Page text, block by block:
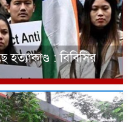
: বিবিসির